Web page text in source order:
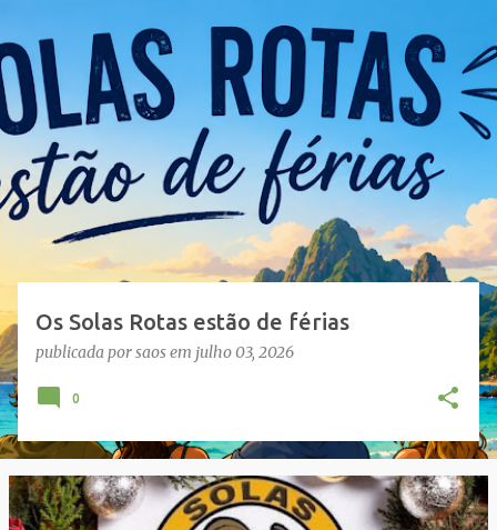
e
n
s
g
e
Os Solas Rotas estão de férias
publicada porsaosem julho 03, 2026
0